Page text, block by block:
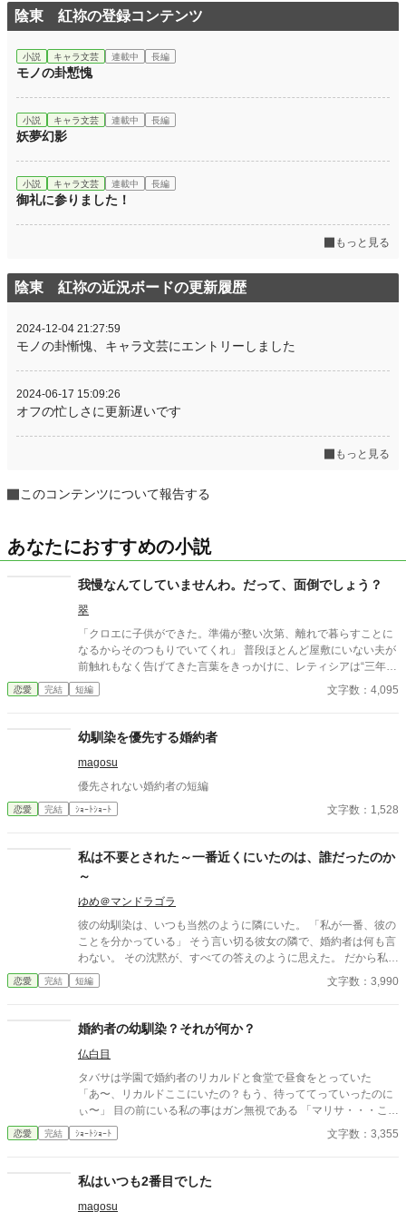
更新日時 2026.04.27 18:40
週間ポイント 0 pt (228,748 位)
年間ポイント
陰東 紅祢の登録コンテンツ
小説 キャラ文芸 連載中 長編
モノの卦慙愧
小説 キャラ文芸 連載中 長編
妖夢幻影
小説 キャラ文芸 連載中 長編
御礼に参りました！
もっと見る
陰東 紅祢の近況ボードの更新履歴
2024-12-04 21:27:59
モノの卦慚愧、キャラ文芸にエントリーしました
2024-06-17 15:09:26
オフの忙しさに更新遅いです
もっと見る
このコンテンツについて報告する
あなたにおすすめの小説
我慢なんてしていませんわ。だって、面倒でしょう？
翠
「クロエに子供ができた。準備が整い次第、離れで暮らすことに
なるからそのつもりでいてくれ」 普段ほとんど屋敷にいない夫が
前触れもなく告げてきた言葉をきっかけに、レティシアは“三年
間”の契約を終わらせることにした。 赤の他人を屋敷に迎えるこ
とはしない。 不要なものに感情を砕く理由などない。 「だって、
切り捨ててしまいましょう。
恋愛 完結 短編 文字数：4,095
幼馴染を優先する婚約者
magosu
優先されない婚約者の短編
恋愛 完結 ｼｮｰﾄｼｮｰﾄ 文字数：1,528
私は不要とされた～一番近くにいたのは、誰だったのか
～
ゆめ＠マンドラゴラ
彼の幼馴染は、いつも当然のように隣にいた。 「私が一番、彼の
ことを分かっている」 そう言い切る彼女の隣で、婚約者は何も言
わない。 その沈黙が、すべての答えのように思えた。 だから私
は、身を引いた。 ――はずだった。 一番近くにいたのは、本当に
彼女だったのか。 「不要とされた」シリーズ第三弾。
恋愛 完結 短編 文字数：3,990
婚約者の幼馴染？それが何か？
仏白目
タバサは学園で婚約者のリカルドと食堂で昼食をとっていた
「あ〜、リカルドここにいたの？もう、待っててっていったのに
ぃ〜」 目の前にいる私の事はガン無視である 「マリサ・・・これ
からはタバサと昼食は一緒にとるから、君は遠慮してくれない
か？」 リカルドにそう言われたマリサは 「酷いわ！リカルド！私
ていた？今聞き捨てならない言葉が・・・ 「マリサ！誤解を招く
「そんな！リカルド酷い！」 マリサはテーブルに突っ伏してワア
恋愛 完結 ｼｮｰﾄｼｮｰﾄ 文字数：3,355
私はいつも2番目でした
magosu